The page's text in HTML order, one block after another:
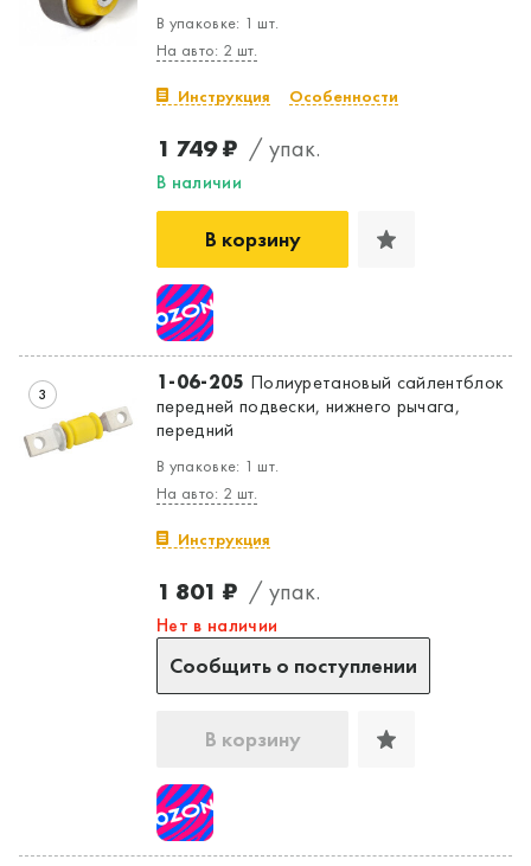
В упаковке: 1 шт.
На авто: 2 шт.
Инструкция Особенности
1 749 ₽ / упак.
В наличии
В корзину
3 1-06-205 Полиуретановый сайлентблок
передней подвески, нижнего рычага,
передний
В упаковке: 1 шт.
На авто: 2 шт.
Инструкция
1 801 ₽ / упак.
Нет в наличии
Сообщить о поступлении
В корзину